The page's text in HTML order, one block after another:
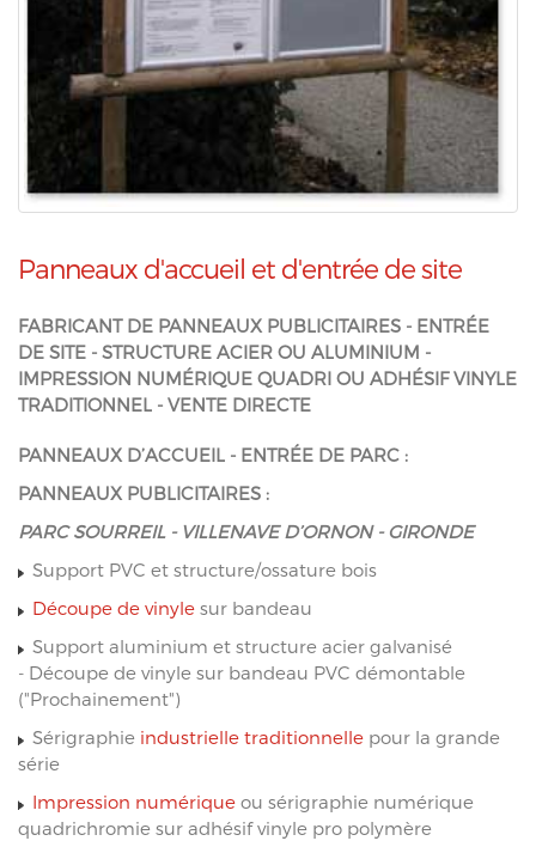
Panneaux d'accueil et d'entrée de site
FABRICANT DE PANNEAUX PUBLICITAIRES - ENTRÉE
DE SITE - STRUCTURE ACIER OU ALUMINIUM -
IMPRESSION NUMÉRIQUE QUADRI OU ADHÉSIF VINYLE
TRADITIONNEL - VENTE DIRECTE
PANNEAUX D’ACCUEIL - ENTRÉE DE PARC :
PANNEAUX PUBLICITAIRES :
PARC SOURREIL - VILLENAVE D’ORNON - GIRONDE
Support PVC et structure/ossature bois
Découpe de vinyle sur bandeau
Support aluminium et structure acier galvanisé
- Découpe de vinyle sur bandeau PVC démontable
("Prochainement")
Sérigraphie industrielle traditionnelle pour la grande
série
Impression numérique ou sérigraphie numérique
quadrichromie sur adhésif vinyle pro polymère